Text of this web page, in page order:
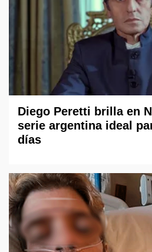
Diego Peretti brilla en
serie argentina ideal
días